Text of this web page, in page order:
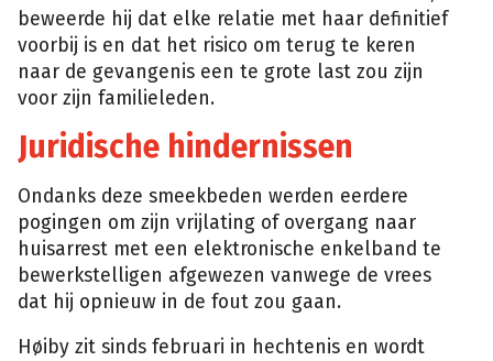
beweerde hij dat elke relatie met haar definitief
voorbij is en dat het risico om terug te keren
naar de gevangenis een te grote last zou zijn
voor zijn familieleden.
Juridische hindernissen
Ondanks deze smeekbeden werden eerdere
pogingen om zijn vrijlating of overgang naar
huisarrest met een elektronische enkelband te
bewerkstelligen afgewezen vanwege de vrees
dat hij opnieuw in de fout zou gaan.
Høiby zit sinds februari in hechtenis en wordt